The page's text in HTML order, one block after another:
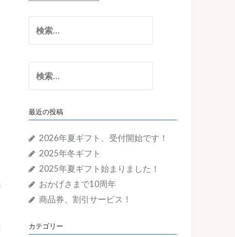
イ
ブ
索:
索:
最近の投稿
2026年夏ギフト、受付開始です！
2025年冬ギフト
2025年夏ギフト始まりました！
おかげさまで10周年
商品券、割引サービス！
カテゴリー